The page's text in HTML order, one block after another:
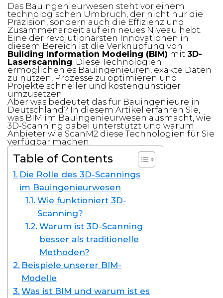
Das Bauingenieurwesen steht vor einem
technologischen Umbruch, der nicht nur die
Präzision, sondern auch die Effizienz und
Zusammenarbeit auf ein neues Niveau hebt.
Eine der revolutionärsten Innovationen in
diesem Bereich ist die Verknüpfung von
Building Information Modeling (BIM) mit 3D-
Laserscanning . Diese Technologien
ermöglichen es Bauingenieuren, exakte Daten
zu nutzen, Prozesse zu optimieren und
Projekte schneller und kostengünstiger
umzusetzen.
Aber was bedeutet das für Bauingenieure in
Deutschland? In diesem Artikel erfahren Sie,
was BIM im Bauingenieurwesen ausmacht, wie
3D-Scanning dabei unterstützt und warum
Anbieter wie ScanM2 diese Technologien für Sie
verfügbar machen.
Table of Contents
Die Rolle des 3D-Scannings
im Bauingenieurwesen
Wie funktioniert 3D-
Scanning?
Warum ist 3D-Scanning
besser als traditionelle
Methoden?
Beispiele unserer BIM-
Modelle
Was ist BIM und warum ist es